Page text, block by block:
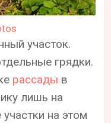
участок.
грядки.
рассады в
лишь на
на этом